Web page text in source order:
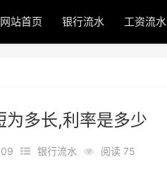
网站首页 银行流水 工资流水
为多长,利率是多少
银行流水 阅读 75